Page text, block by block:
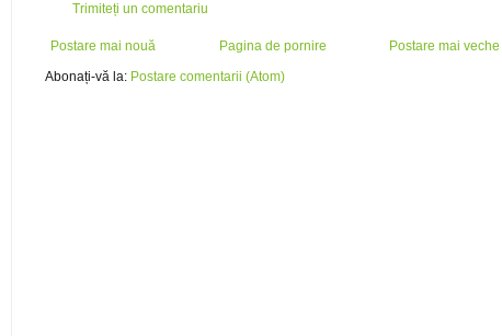
Trimiteți un comentariu
Postare mai nouă Postare mai veche
Pagina de pornire
Abonați-vă la: Postare comentarii (Atom)